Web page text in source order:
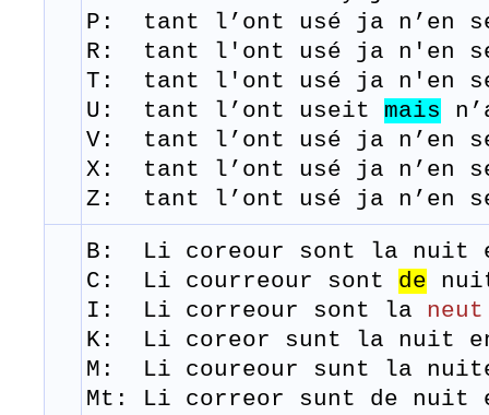
P: tant l’ont usé ja n’en
R: tant l'ont usé j a n'en
T: tant
l'ont usé j a n'en
U: tant l’ont useit mais
V: tant l’ont usé ja n’en
X: tant l’ont usé ja n’en
Z: tant l’ont usé ja n’en
B: Li coreour sont la nuit
C: Li courreour sont de
I: Li correour sont la neut
K: Li coreor sunt la nuit
M: Li coureour sunt la
Mt: Li correor sunt de nuit